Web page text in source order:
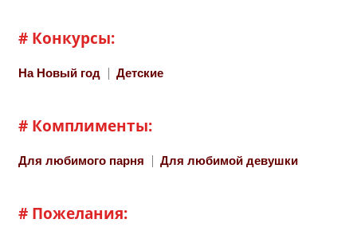
# Конкурсы:
На Новый год Детские
# Комплименты:
Для любимого парня Для любимой девушки
# Пожелания: